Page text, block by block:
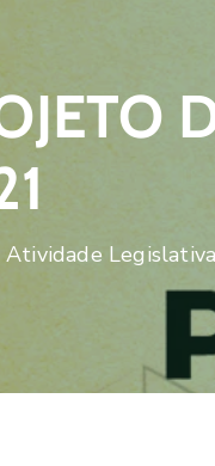
Atividade Legislativa